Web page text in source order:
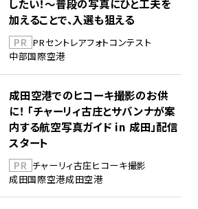
したい！～普段の写真にひと工夫を
加えることで、入選も狙える
PR PRセントレアフォトコンテスト
中部国際空港
成田空港でのヒコーキ撮影のお供
に！ 「チャーリィ古庄とサバンナが案
内する航空写真ガイド in 成田」配信
スタート
PR チャーリィ古庄ヒコーキ撮影
成田国際空港成田空港